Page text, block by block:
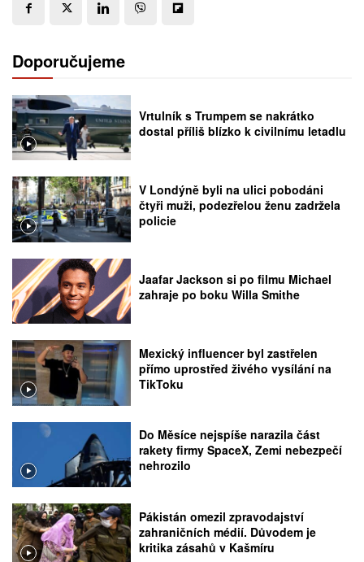
Doporučujeme
Vrtulník s Trumpem se nakrátko
dostal příliš blízko k civilnímu letadlu
V Londýně byli na ulici pobodáni
čtyři muži, podezřelou ženu zadržela
policie
Jaafar Jackson si po filmu Michael
zahraje po boku Willa Smithe
Mexický influencer byl zastřelen
přímo uprostřed živého vysílání na
TikToku
Do Měsíce nejspíše narazila část
rakety firmy SpaceX, Zemi nebezpečí
nehrozilo
Pákistán omezil zpravodajství
zahraničních médií. Důvodem je
kritika zásahů v Kašmíru